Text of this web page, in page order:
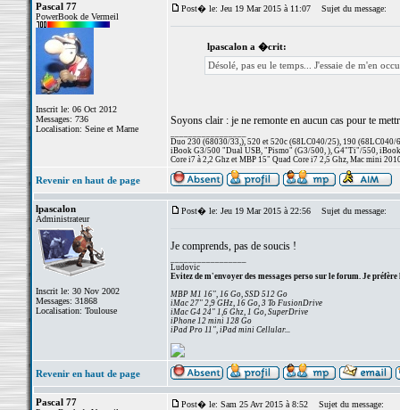
Pascal 77
PowerBook de Vermeil
Inscrit le: 06 Oct 2012
Messages: 736
Localisation: Seine et Marne
Post� le: Jeu 19 Mar 2015 à 11:07 Sujet du message:
lpascalon a �crit:
Désolé, pas eu le temps... J'essaie de m'en
Soyons clair : je ne remonte en aucun cas pour te
Duo 230 (68030/33,), 520 et 520c (68LC040/25), 190 (68LC040/
iBook G3/500 "Dual USB, "Pismo" (G3/500, ), G4"Ti"/550,
Core i7 à 2,2 Ghz et MBP 15" Quad Core i7 2,5 Ghz, Mac mini
Revenir en haut de page
lpascalon
Administrateur
Inscrit le: 30 Nov 2002
Messages: 31868
Localisation: Toulouse
Post� le: Jeu 19 Mar 2015 à 22:56 Sujet du message:
Je comprends, pas de soucis !
Ludovic
Evitez de m'envoyer des messages perso sur le forum. Je préfère
MBP M1 16", 16 Go, SSD 512 Go
iMac 27" 2,9 GHz, 16 Go, 3 To FusionDrive
iMac G4 24" 1,6 Ghz, 1 Go, SuperDrive
iPhone 12 mini 128 Go
iPad Pro 11", iPad mini Cellular...
Revenir en haut de page
Pascal 77 Post� le: Sam 25 Avr 2015 à 8:52 Sujet du message: